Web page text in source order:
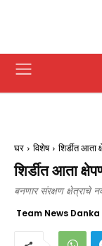
घर विशेष शिर्डीत आता
शिर्डीत आता
बनणार संरक्षण क्षेत्राचे
Team News Danka